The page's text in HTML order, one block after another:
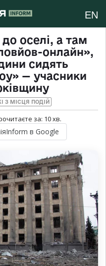
EN
оселі, а там
онлайн»,
сидять
— учасники
З МІСЦЯ ПОДІЙ
за: 10хв.
в Google